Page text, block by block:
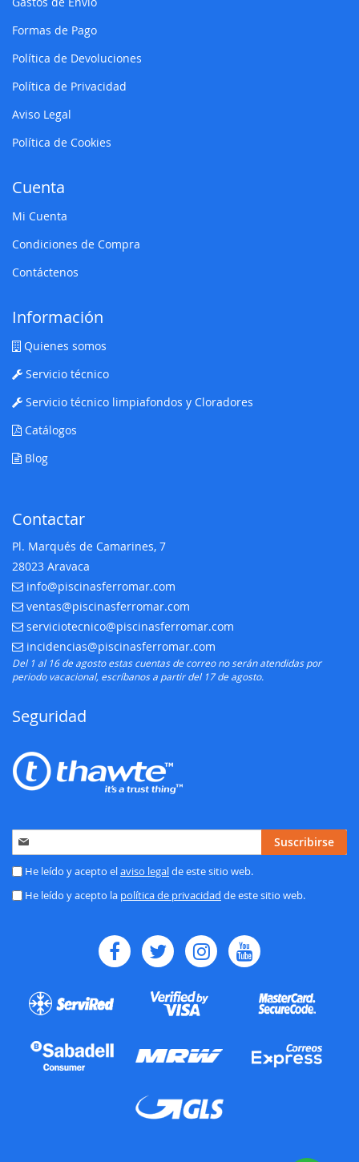
Formas de Pago
Política de Devoluciones
Política de Privacidad
Aviso Legal
Política de Cookies
Cuenta
Mi Cuenta
Condiciones de Compra
Contáctenos
Información
Quienes somos
Servicio técnico
Servicio técnico limpiafondos y Cloradores
Catálogos
Blog
Contactar
Pl. Marqués de Camarines, 7
28023 Aravaca
E-mail:
info@piscinasferromar.com
E-mail:
ventas@piscinasferromar.com
E-mail:
serviciotecnico@piscinasferromar.com
E-mail:
incidencias@piscinasferromar.com
Del 1 al 16 de agosto estas cuentas de correo no serán atendidas por
periodo vacacional, escríbanos a partir del 17 de agosto.
Seguridad
Inscríbase
a
nuestro
de
Suscribirse
He leído y acepto elaviso legalde este sitio web.
He leído y acepto la política de privacidad de este sitio web.